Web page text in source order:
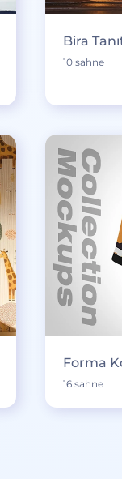
Bira
10 sahne
Forma
16 sahne